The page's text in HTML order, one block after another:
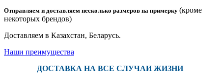
Отправляем и доставляем несколько размеров на примерку (кроме
некоторых брендов)
Доставляем в Казахстан, Беларусь.
Наши преимущества
ДОСТАВКА НА ВСЕ СЛУЧАИ ЖИЗНИ